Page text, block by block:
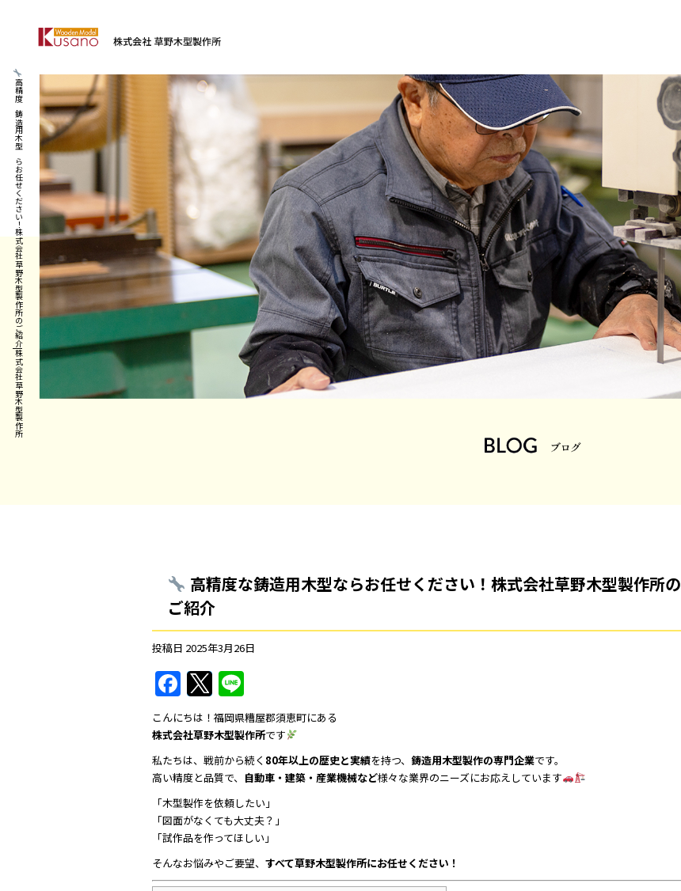
高精度な鋳造用木型ならお任せください！株式会社草野木型製作所のご紹介|株式会社草野木型製作所
高精度な鋳造用木型ならお任せください！株式会社草野木型製作所の
ご紹介
投稿日 2025年3月26日
F
a
c
e
b
o
o
k
T
w
itt
er
n
e
こんにちは！福岡県糟屋郡須恵町にある
株式会社草野木型製作所です
私たちは、戦前から続く 80年以上の歴史と実績を持つ、 鋳造用木型製作の専門企業です。
高い精度と品質で、 自動車・建築・産業機械など様々な業界のニーズにお応えしています
「木型製作を依頼したい」
「図面がなくても大丈夫？」
「試作品を作ってほしい」
そんなお悩みやご要望、 すべて草野木型製作所にお任せください！